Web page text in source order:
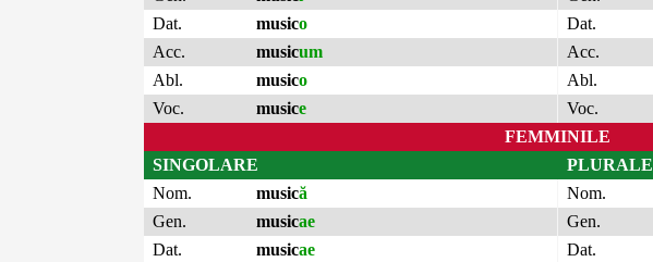
Dat.
musico
Acc.
musicum
Abl.
musico
Voc.
musice
Dat.
Acc.
Abl.
Voc.
FEMMINILE
SINGOLARE
Nom.
musică
Gen.
musicae
Dat.
musicae
PLURALE
Nom.
Gen.
Dat.